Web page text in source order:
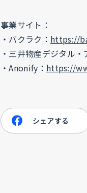
事業サイト：
・バクラク： https://
・三井物産デジタル
・Anonify： https://
シェアする